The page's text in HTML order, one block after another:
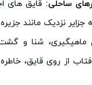
ساحلی: قایق های
جزایر نزدیک مانند
ماهیگیری، شنا و
از روی قایق، خاطره